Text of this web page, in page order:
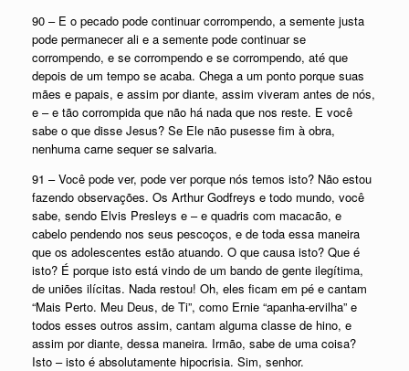
90 – E o pecado pode continuar corrompendo, a semente justa
pode permanecer ali e a semente pode continuar se
corrompendo, e se corrompendo e se corrompendo, até que
depois de um tempo se acaba. Chega a um ponto porque suas
mães e papais, e assim por diante, assim viveram antes de nós,
e – e tão corrompida que não há nada que nos reste. E você
sabe o que disse Jesus? Se Ele não pusesse fim à obra,
nenhuma carne sequer se salvaria.
91 – Você pode ver, pode ver porque nós temos isto? Não estou
fazendo observações. Os Arthur Godfreys e todo mundo, você
sabe, sendo Elvis Presleys e – e quadris com macacão, e
cabelo pendendo nos seus pescoços, e de toda essa maneira
que os adolescentes estão atuando. O que causa isto? Que é
isto? É porque isto está vindo de um bando de gente ilegítima,
de uniões ilícitas. Nada restou! Oh, eles ficam em pé e cantam
“Mais Perto. Meu Deus, de Ti”, como Ernie “apanha-ervilha” e
todos esses outros assim, cantam alguma classe de hino, e
assim por diante, dessa maneira. Irmão, sabe de uma coisa?
Isto – isto é absolutamente hipocrisia. Sim, senhor.